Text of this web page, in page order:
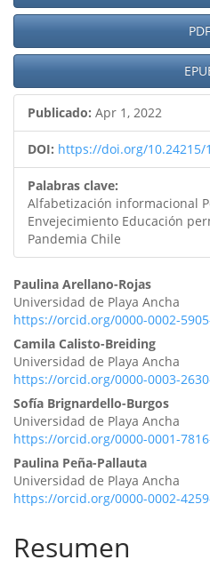
PDF
Publicado: Apr 1, 2022
DOI: https://doi.org/10.24215/
Palabras clave:
Alfabetización informacional
Envejecimiento Educación
Pandemia Chile
Contenido
principal
del
artículo
Paulina Arellano-Rojas
Universidad de Playa Ancha
https://orcid.org/0000-0002-
Camila Calisto-Breiding
Universidad de Playa Ancha
https://orcid.org/0000-0003-
Sofía Brignardello-Burgos
Universidad de Playa Ancha
https://orcid.org/0000-0001-
Paulina Peña-Pallauta
Universidad de Playa Ancha
https://orcid.org/0000-0002-
Resumen